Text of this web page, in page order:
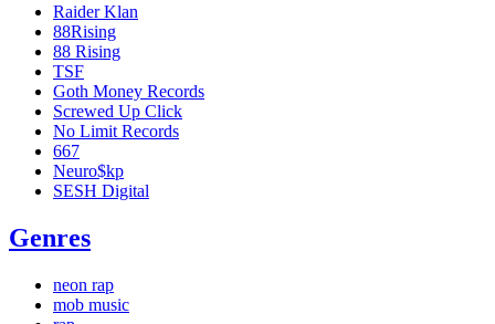
Raider Klan
88Rising
88 Rising
TSF
Goth Money Records
Screwed Up Click
No Limit Records
667
Neuro$kp
SESH Digital
Genres
neon rap
mob music